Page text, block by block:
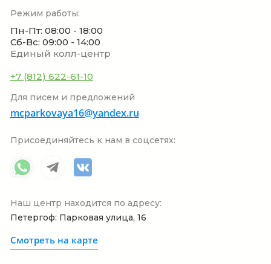
Режим работы:
Пн-Пт: 08:00 - 18:00
Сб-Вс: 09:00 - 14:00
Единый колл-центр
+7 (812) 622-61-10
Для писем и предложений
mcparkovaya16@yandex.ru
Присоединяйтесь к нам в соцсетях:
Наш центр находится по адресу:
Петергоф: Парковая улица, 16
Смотреть на карте